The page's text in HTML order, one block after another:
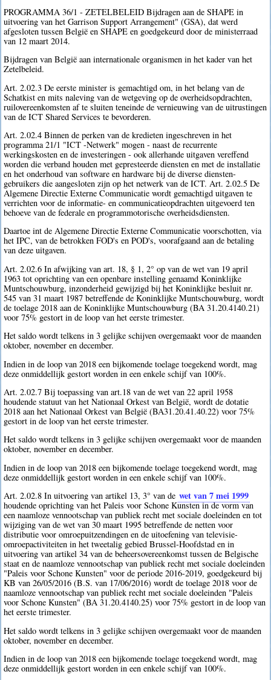
PROGRAMMA 36/1 - ZETELBELEID Bijdragen aan de SHAPE in
uitvoering van het Garrison Support Arrangement" (GSA), dat werd
afgesloten tussen België en SHAPE en goedgekeurd door de ministerraad
van 12 maart 2014.
Bijdragen van België aan internationale organismen in het kader van het
Zetelbeleid.
Art. 2.02.3 De eerste minister is gemachtigd om, in het belang van de
Schatkist en mits naleving van de wetgeving op de overheidsopdrachten,
ruilovereenkomsten af te sluiten teneinde de vernieuwing van de uitrustingen
van de ICT Shared Services te bevorderen.
Art. 2.02.4 Binnen de perken van de kredieten ingeschreven in het
programma 21/1 "ICT -Netwerk" mogen - naast de recurrente
werkingskosten en de investeringen - ook allerhande uitgaven vereffend
worden die verband houden met gepresteerde diensten en met de installatie
en het onderhoud van software en hardware bij de diverse diensten-
gebruikers die aangesloten zijn op het netwerk van de ICT. Art. 2.02.5 De
Algemene Directie Externe Communicatie wordt gemachtigd uitgaven te
verrichten voor de informatie- en communicatieopdrachten uitgevoerd ten
behoeve van de federale en programmotorische overheidsdiensten.
Daartoe int de Algemene Directie Externe Communicatie voorschotten, via
het IPC, van de betrokken FOD's en POD's, voorafgaand aan de betaling
van deze uitgaven.
Art. 2.02.6 In afwijking van art. 18, § 1, 2° op van de wet van 19 april
1963 tot oprichting van een openbare instelling genaamd Koninklijke
Muntschouwburg, inzonderheid gewijzigd bij het Koninklijke besluit nr.
545 van 31 maart 1987 betreffende de Koninklijke Muntschouwburg, wordt
de toelage 2018 aan de Koninklijke Muntschouwburg (BA 31.20.4140.21)
voor 75% gestort in de loop van het eerste trimester.
Het saldo wordt telkens in 3 gelijke schijven overgemaakt voor de maanden
oktober, november en december.
Indien in de loop van 2018 een bijkomende toelage toegekend wordt, mag
deze onmiddellijk gestort worden in een enkele schijf van 100%.
Art. 2.02.7 Bij toepassing van art.18 van de wet van 22 april 1958
houdende statuut van het Nationaal Orkest van België, wordt de dotatie
2018 aan het Nationaal Orkest van België (BA31.20.41.40.22) voor 75%
gestort in de loop van het eerste trimester.
Het saldo wordt telkens in 3 gelijke schijven overgemaakt voor de maanden
oktober, november en december.
Indien in de loop van 2018 een bijkomende toelage toegekend wordt, mag
deze onmiddellijk gestort worden in een enkele schijf van 100%.
Art. 2.02.8 In uitvoering van artikel 13, 3° van de wet van 7 mei 1999
houdende oprichting van het Paleis voor Schone Kunsten in de vorm van
een naamloze vennootschap van publiek recht met sociale doeleinden en tot
wijziging van de wet van 30 maart 1995 betreffende de netten voor
distributie voor omroepuitzendingen en de uitoefening van televisie-
omroepactiviteiten in het tweetalig gebied Brussel-Hoofdstad en in
uitvoering van artikel 34 van de beheersovereenkomst tussen de Belgische
staat en de naamloze vennootschap van publiek recht met sociale doeleinden
"Paleis voor Schone Kunsten" voor de periode 2016-2019, goedgekeurd bij
KB van 26/05/2016 (B.S. van 17/06/2016) wordt de toelage 2018 voor de
naamloze vennootschap van publiek recht met sociale doeleinden "Paleis
voor Schone Kunsten" (BA 31.20.4140.25) voor 75% gestort in de loop van
het eerste trimester.
Het saldo wordt telkens in 3 gelijke schijven overgemaakt voor de maanden
oktober, november en december.
Indien in de loop van 2018 een bijkomende toelage toegekend wordt, mag
deze onmiddellijk gestort worden in een enkele schijf van 100%.